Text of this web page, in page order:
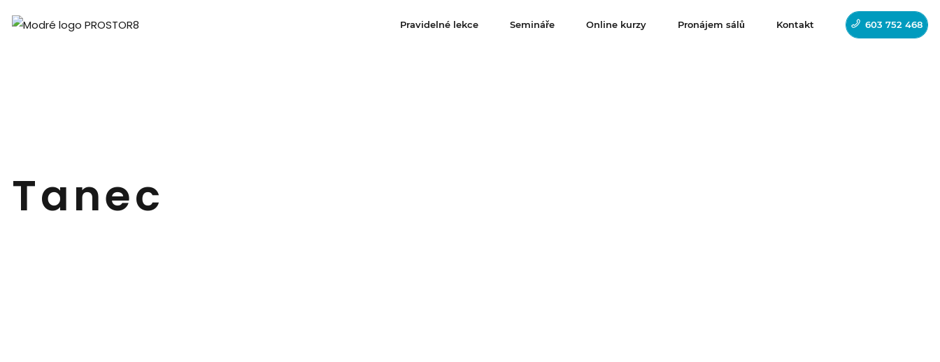
Pravidelné lekce Semináře Online kurzy Pronájem sálů Kontakt 603 752 468
Tanec